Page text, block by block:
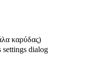
settings dialog
καρύδας)